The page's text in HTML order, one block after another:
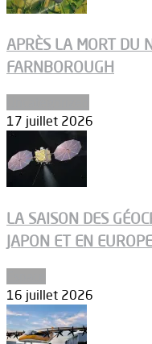
APRÈS LA MORT DU
FARNBOROUGH
17 juillet 2026
LA SAISON DES
JAPON ET EN EUROPE
16 juillet 2026